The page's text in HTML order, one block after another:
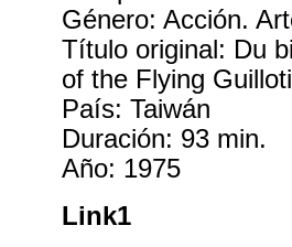
Género: Acción.
Título original: Du
of the Flying
País: Taiwán
Duración: 93 min.
Año: 1975
Link1